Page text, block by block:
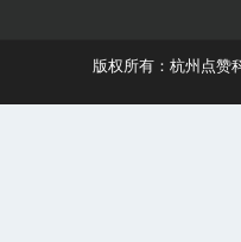
版权所有：杭州点